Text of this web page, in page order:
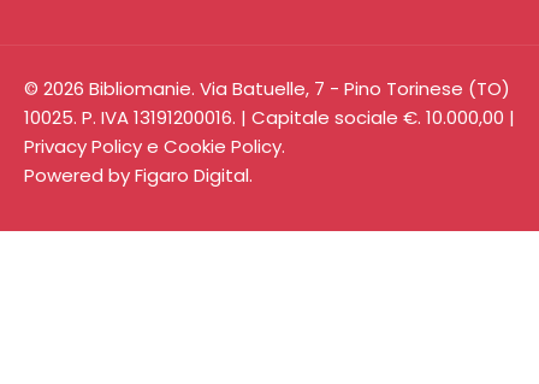
© 2026 Bibliomanie. Via Batuelle, 7 - Pino Torinese (TO)
10025. P. IVA 13191200016. | Capitale sociale €. 10.000,00 |
Privacy Policye Cookie Policy.
Powered byFigaro Digital.